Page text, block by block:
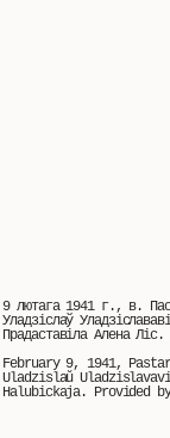
9 лютага 1941 г., в.
Уладзіслаў
Прадаставіла Алена Ліс.
February 9, 1941,
Uladzislaŭ
Halubickaja. Provided